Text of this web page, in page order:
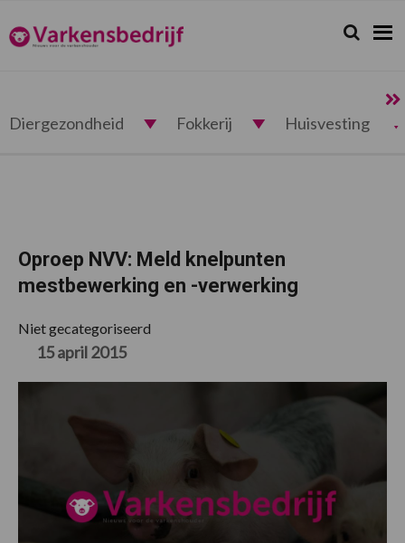
de
hoofdnavigatie
de
hoofd
de
eerste
de
voettekst
Varkensbedrijf.nl Zoeken...
Zoek
Diergezondheid Fokkerij Huisvesting
Oproep NVV: Meld knelpunten
mestbewerking en -verwerking
Niet gecategoriseerd
15 april 2015